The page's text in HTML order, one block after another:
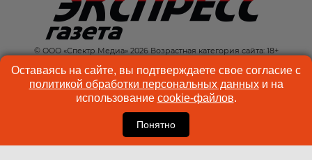
© ООО «Спектр Медиа» 2026 Возрастная категория сайта: 18+
КОНТАКТЫ
РЕКЛАМА
КУКИ-ФАЙЛЫ
ПОЛЬЗОВАТЕЛЬСКОЕ
СОГЛАШЕНИЕ
Оставаясь на сайте, вы подтверждаете свое согласие с
политикой обработки персональных данныхи на
использование cookie-файлов.
Понятно